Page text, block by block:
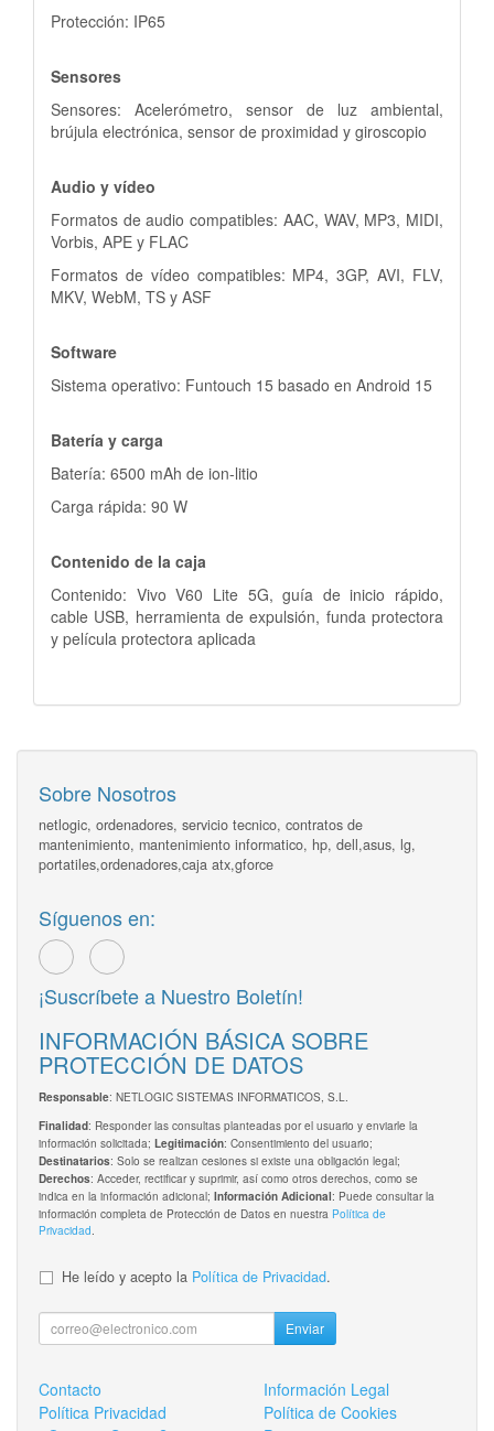
Protección: IP65
Sensores
Sensores: Acelerómetro, sensor de luz ambiental,
brújula electrónica, sensor de proximidad y giroscopio
Audio y vídeo
Formatos de audio compatibles: AAC, WAV, MP3, MIDI,
Vorbis, APE y FLAC
Formatos de vídeo compatibles: MP4, 3GP, AVI, FLV,
MKV, WebM, TS y ASF
Software
Sistema operativo: Funtouch 15 basado en Android 15
Batería y carga
Batería: 6500 mAh de ion-litio
Carga rápida: 90 W
Contenido de la caja
Contenido: Vivo V60 Lite 5G, guía de inicio rápido,
cable USB, herramienta de expulsión, funda protectora
y película protectora aplicada
Sobre Nosotros
netlogic, ordenadores, servicio tecnico, contratos de
mantenimiento, mantenimiento informatico, hp, dell,asus, lg,
portatiles,ordenadores,caja atx,gforce
Síguenos en:
¡Suscríbete a Nuestro Boletín!
INFORMACIÓN BÁSICA SOBRE
PROTECCIÓN DE DATOS
Responsable: NETLOGIC SISTEMAS INFORMATICOS, S.L.
Finalidad: Responder las consultas planteadas por el usuario y enviarle la
información solicitada; Legitimación: Consentimiento del usuario;
Destinatarios: Solo se realizan cesiones si existe una obligación legal;
Derechos: Acceder, rectificar y suprimir, así como otros derechos, como se
indica en la información adicional; Información Adicional: Puede consultar la
información completa de Protección de Datos en nuestra Política de
Privacidad
He leído y acepto la Política de Privacidad.
Enviar
Contacto
Información Legal
Política Privacidad
Política de Cookies